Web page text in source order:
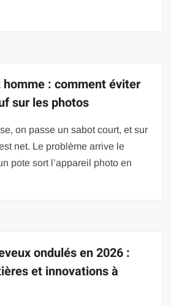
homme : comment éviter
sur les photos
on passe un sabot court, et sur
net. Le problème arrive le
pote sort l’appareil photo en
ondulés en 2026 :
et innovations à